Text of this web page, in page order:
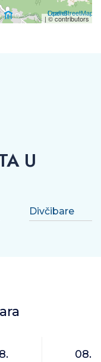
Leaflet
| ©
OpenStreetMap
contributors
U
Divčibare